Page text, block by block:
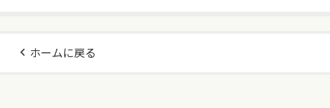
ホームに戻る